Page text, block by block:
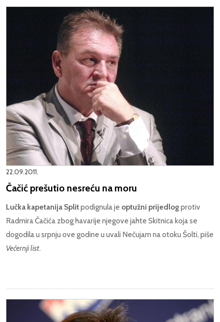
22.09.2011.
Čačić prešutio nesreću na moru
Lučka kapetanija Splitpodignula je optužni prijedlog protiv
Radmira Čačića zbog havarije njegove jahte Skitnica koja se
dogodila u srpnju ove godine u uvali Nečujam na otoku Šolti, piše
Večernji list.